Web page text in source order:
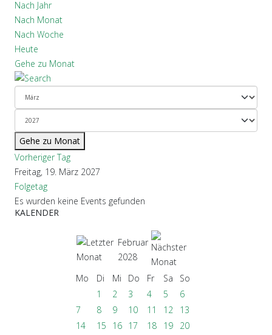
Nach Jahr
Nach Monat
Nach Woche
Heute
Gehe zu Monat
Gehe zu Monat
Vorheriger Tag
Freitag, 19. März 2027
Folgetag
Es wurden keine Events gefunden
KALENDER
Februar
2028
Mo
Di Mi Do Fr Sa
So
1
2 3 4 5
6
7
8 9 10 11 12
13
14
15 16 17 18 19 20